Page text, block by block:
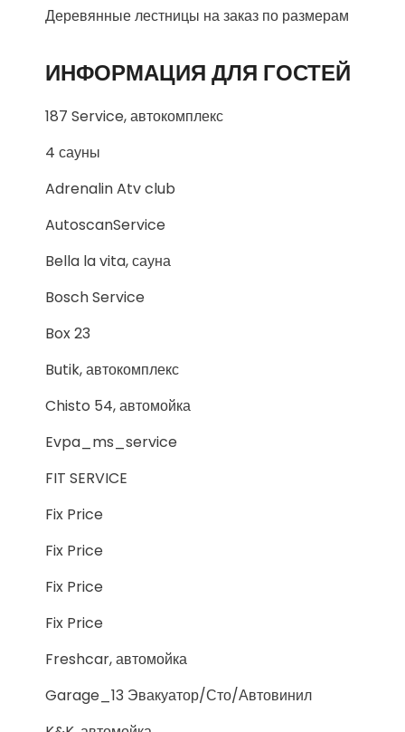
Деревянные лестницы на заказ по размерам
ИНФОРМАЦИЯ ДЛЯ ГОСТЕЙ
187 Service, автокомплекс
4 сауны
Adrenalin Atv club
AutoscanService
Bella la vita, сауна
Bosch Service
Box 23
Butik, автокомплекс
Chisto 54, автомойка
Evpa_ms_service
FIT SERVICE
Fix Price
Fix Price
Fix Price
Fix Price
Freshcar, автомойка
Garage_13 Эвакуатор/Сто/Автовинил